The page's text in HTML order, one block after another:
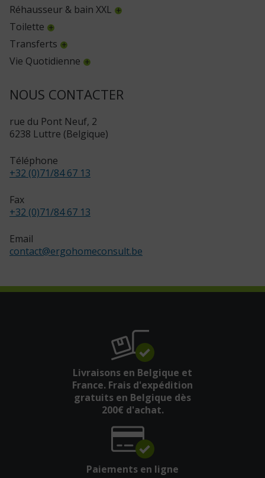
Réhausseur & bain XXL
Toilette
Transferts
Vie Quotidienne
NOUS CONTACTER
rue du Pont Neuf, 2
6238 Luttre (Belgique)
Téléphone
+32 (0)71/84 67 13
Fax
+32 (0)71/84 67 13
Email
contact@ergohomeconsult.be
Livraisons en Belgique et
France. Frais d'expédition
gratuits en Belgique dès
200€ d'achat.
Paiements en ligne